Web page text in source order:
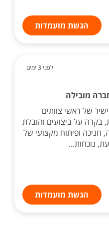
הגשת מועמדות
לפני 3 ימים
מובילה
של ראשי צוותים
בקרה על ביצועים והובלת
חניכה ופיתוח מקצועי של
נוכחות...
הגשת מועמדות